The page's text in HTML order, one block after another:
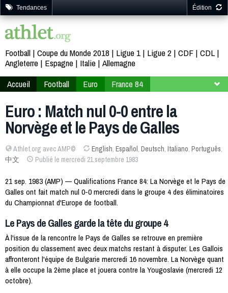
Tendances Édition
Football Coupe du Monde 2018 Ligue 1 Ligue 2 CDF CDL
Angleterre
Espagne Italie Allemagne
Accueil
Football Euro
France 84
Euro : Match nul 0-0 entre la
Norvège et le Pays de Galles
Athlet.org avec AMP© English, Español, Deutsch, Italiano, Português,
中文
Publié le mercredi 21 septembre 1983
21 sep. 1983 (AMP) — Qualifications France 84: La Norvège et le Pays de
Galles ont fait match nul 0-0 mercredi dans le groupe 4 des éliminatoires
du Championnat d'Europe de football.
Le Pays de Galles garde la tête du groupe 4
À l'issue de la rencontre le Pays de Galles se retrouve en première
position du classement avec deux matchs restant à disputer. Les Gallois
affronteront l'équipe de Bulgarie mercredi 16 novembre. La Norvège quant
à elle occupe la 2ème place et jouera contre la Yougoslavie (mercredi 12
octobre).